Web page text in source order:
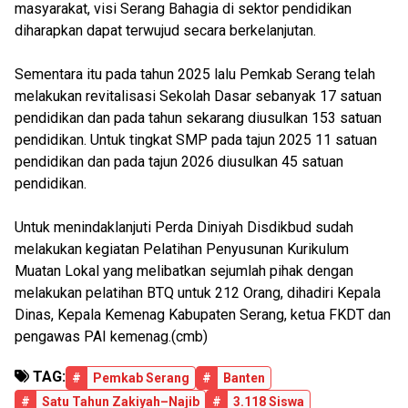
masyarakat, visi Serang Bahagia di sektor pendidikan
diharapkan dapat terwujud secara berkelanjutan.
Sementara itu pada tahun 2025 lalu Pemkab Serang telah
melakukan revitalisasi Sekolah Dasar sebanyak 17 satuan
pendidikan dan pada tahun sekarang diusulkan 153 satuan
pendidikan. Untuk tingkat SMP pada tajun 2025 11 satuan
pendidikan dan pada tajun 2026 diusulkan 45 satuan
pendidikan.
Untuk menindaklanjuti Perda Diniyah Disdikbud sudah
melakukan kegiatan Pelatihan Penyusunan Kurikulum
Muatan Lokal yang melibatkan sejumlah pihak dengan
melakukan pelatihan BTQ untuk 212 Orang, dihadiri Kepala
Dinas, Kepala Kemenag Kabupaten Serang, ketua FKDT dan
pengawas PAI kemenag.(cmb)
TAG: # Pemkab Serang #
Banten
#
Satu Tahun Zakiyah–Najib # 3.118 Siswa